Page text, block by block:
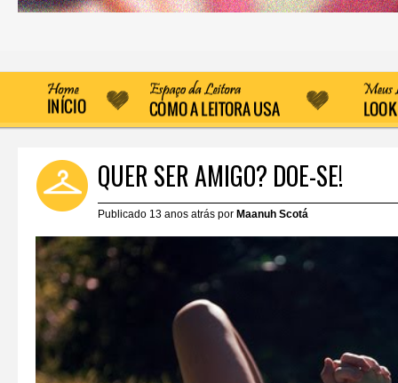
QUER SER AMIGO? DOE-SE!
Publicado 13 anos atrás por Maanuh Scotá